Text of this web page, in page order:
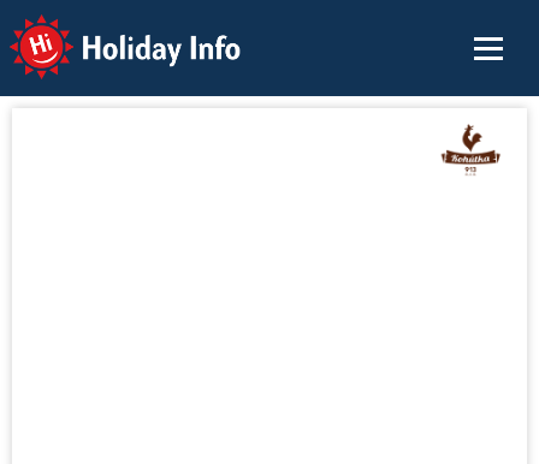
Holiday Info